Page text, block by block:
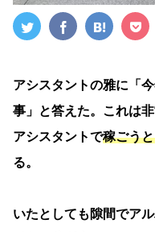
アシスタントの雅に「
事」と答えた。これは
アシスタントで稼ごう
る。
いたとしても隙間でア